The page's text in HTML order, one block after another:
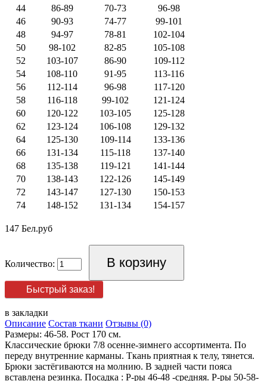
44
86-89 70-73
96-98
46
90-93 74-77
99-101
48
94-97 78-81
102-104
50
98-102 82-85
105-108
52
103-107 86-90
109-112
54
108-110 91-95
113-116
56
112-114 96-98
117-120
58
116-118 99-102
121-124
60
120-122 103-105
125-128
62
123-124 106-108
129-132
64
125-130 109-114
133-136
66
131-134 115-118
137-140
68
135-138 119-121
141-144
70
138-143 122-126
145-149
72
143-147 127-130
150-153
74
148-152 131-134 154-157
147 Бел.руб
Количество:
Быстрый заказ!
в закладки
Описание Состав ткани Отзывы (0)
Размеры: 46-58. Рост 170 см.
Классические брюки 7/8 осенне-зимнего ассортимента. По
переду внутренние карманы. Ткань приятная к телу, тянется.
Брюки застёгиваются на молнию. В задней части пояса
вставлена резинка. Посадка : Р-ры 46-48 -средняя. Р-ры 50-58-